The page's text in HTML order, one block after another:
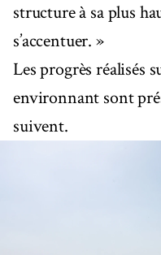
structure à sa plus
s’accentuer. »
Les progrès réalisés
environnant sont
suivent.